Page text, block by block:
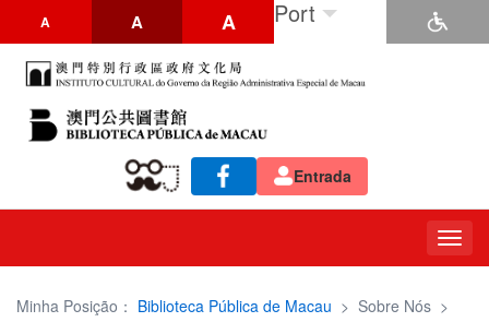
A A A Port
Entrada
Minha Posição： Biblioteca Pública de Macau > Sobre Nós >